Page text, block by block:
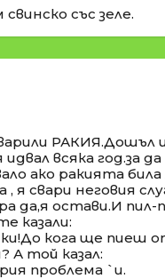
свинско със зеле.
РАКИЯ.Дошъл
всяка год.за
ако ракията
, я свари неговия
да,я остави.И пил-
казали:
кога ще пиеш
А той казал:
проблема `и.